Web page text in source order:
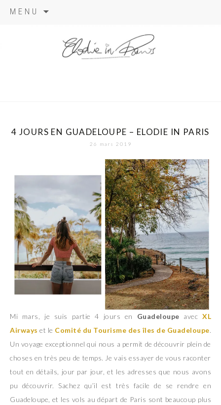
MENU
4 JOURS EN GUADELOUPE – ELODIE IN PARIS
26 mars 2019
Mi mars, je suis partie 4 jours en Guadeloupe avec XL
Airways et le Comité du Tourisme des îles de Guadeloupe.
Un voyage exceptionnel qui nous a permit de découvrir plein de
choses en très peu de temps. Je vais essayer de vous raconter
tout en détails, jour par jour, et les adresses que nous avons
pu découvrir. Sachez qu’il est très facile de se rendre en
Guadeloupe, et les vols au départ de Paris sont beaucoup plus